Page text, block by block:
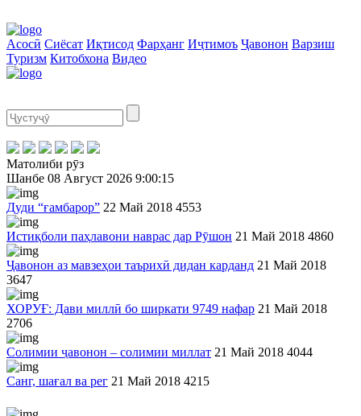
Асосӣ Сиёсат Иқтисод Фарҳанг Иҷтимоъ Ҷавонон Варзиш
Туризм Китобхона Видео
Матолиби рӯз
Шанбе 08 Август 2026 9:00:15
Дуди “ғамбарор” 22 Май 2018 4553
Истиқболи паҳлавони наврас дар Рӯшон 21 Май 2018 4860
Ҷавонон аз мавзеҳои таърихӣ дидан карданд 21 Май 2018
3647
ХОРУҒ: Дави миллӣ бо ширкати 9749 нафар 21 Май 2018
2706
Солимии ҷавонон – солимии миллат 21 Май 2018 4044
Санг, шағал ва рег 21 Май 2018 4215